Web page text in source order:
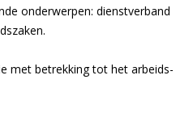
onderwerpen: dienstverband
met betrekking tot het arbeids-